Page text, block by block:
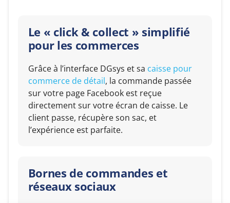
Le « click & collect » simplifié
pour les commerces
Grâce à l’interface DGsys et sa caisse pour
commerce de détail, la commande passée
sur votre page Facebook est reçue
directement sur votre écran de caisse. Le
client passe, récupère son sac, et
l’expérience est parfaite.
Bornes de commandes et
réseaux sociaux